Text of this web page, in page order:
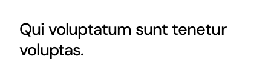
Qui voluptatum sunt tenetur
voluptas.